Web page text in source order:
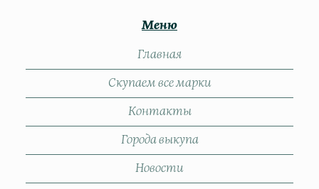
Меню
Главная
Скупаем все марки
Контакты
Города выкупа
Новости